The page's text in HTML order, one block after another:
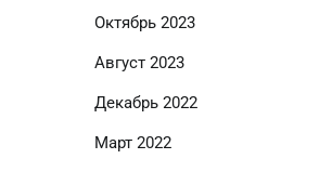
Октябрь 2023
Август 2023
Декабрь 2022
Март 2022